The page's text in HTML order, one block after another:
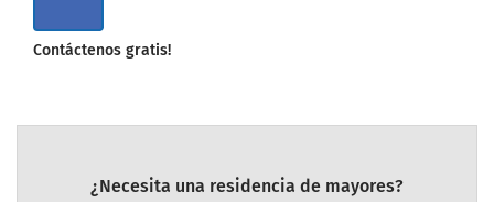
Contáctenos gratis!
¿Necesita una residencia de mayores?